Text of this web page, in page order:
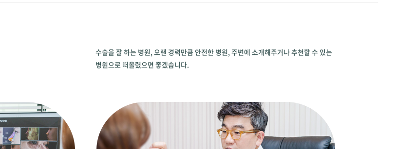
수술을 잘 하는 병원, 오랜 경력만큼 안전한 병원, 주변에 소개해주거나 추천할 수 있는
병원으로 떠올렸으면 좋겠습니다.